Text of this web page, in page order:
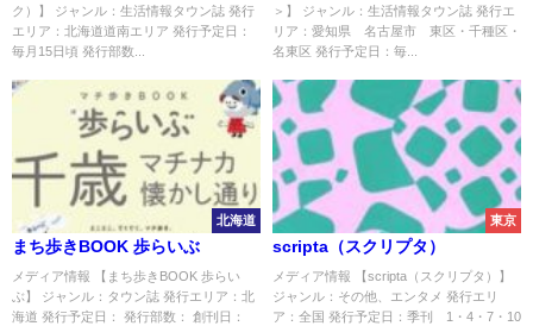
ク）】 ジャンル：生活情報タウン誌 発行
エリア：北海道道南エリア 発行予定日：
毎月15日頃 発行部数...
＞】 ジャンル：生活情報タウン誌 発行エ
リア：愛知県 名古屋市 東区・千種区・
名東区 発行予定日：毎...
北海道
まち歩きBOOK 歩らいぶ
メディア情報 【まち歩きBOOK 歩らい
ぶ】 ジャンル：タウン誌 発行エリア：北
海道 発行予定日： 発行部数： 創刊日：
東京
scripta（スクリプタ）
メディア情報 【scripta（スクリプタ）】
ジャンル：その他、エンタメ 発行エリ
ア：全国 発行予定日：季刊 1・4・7・10